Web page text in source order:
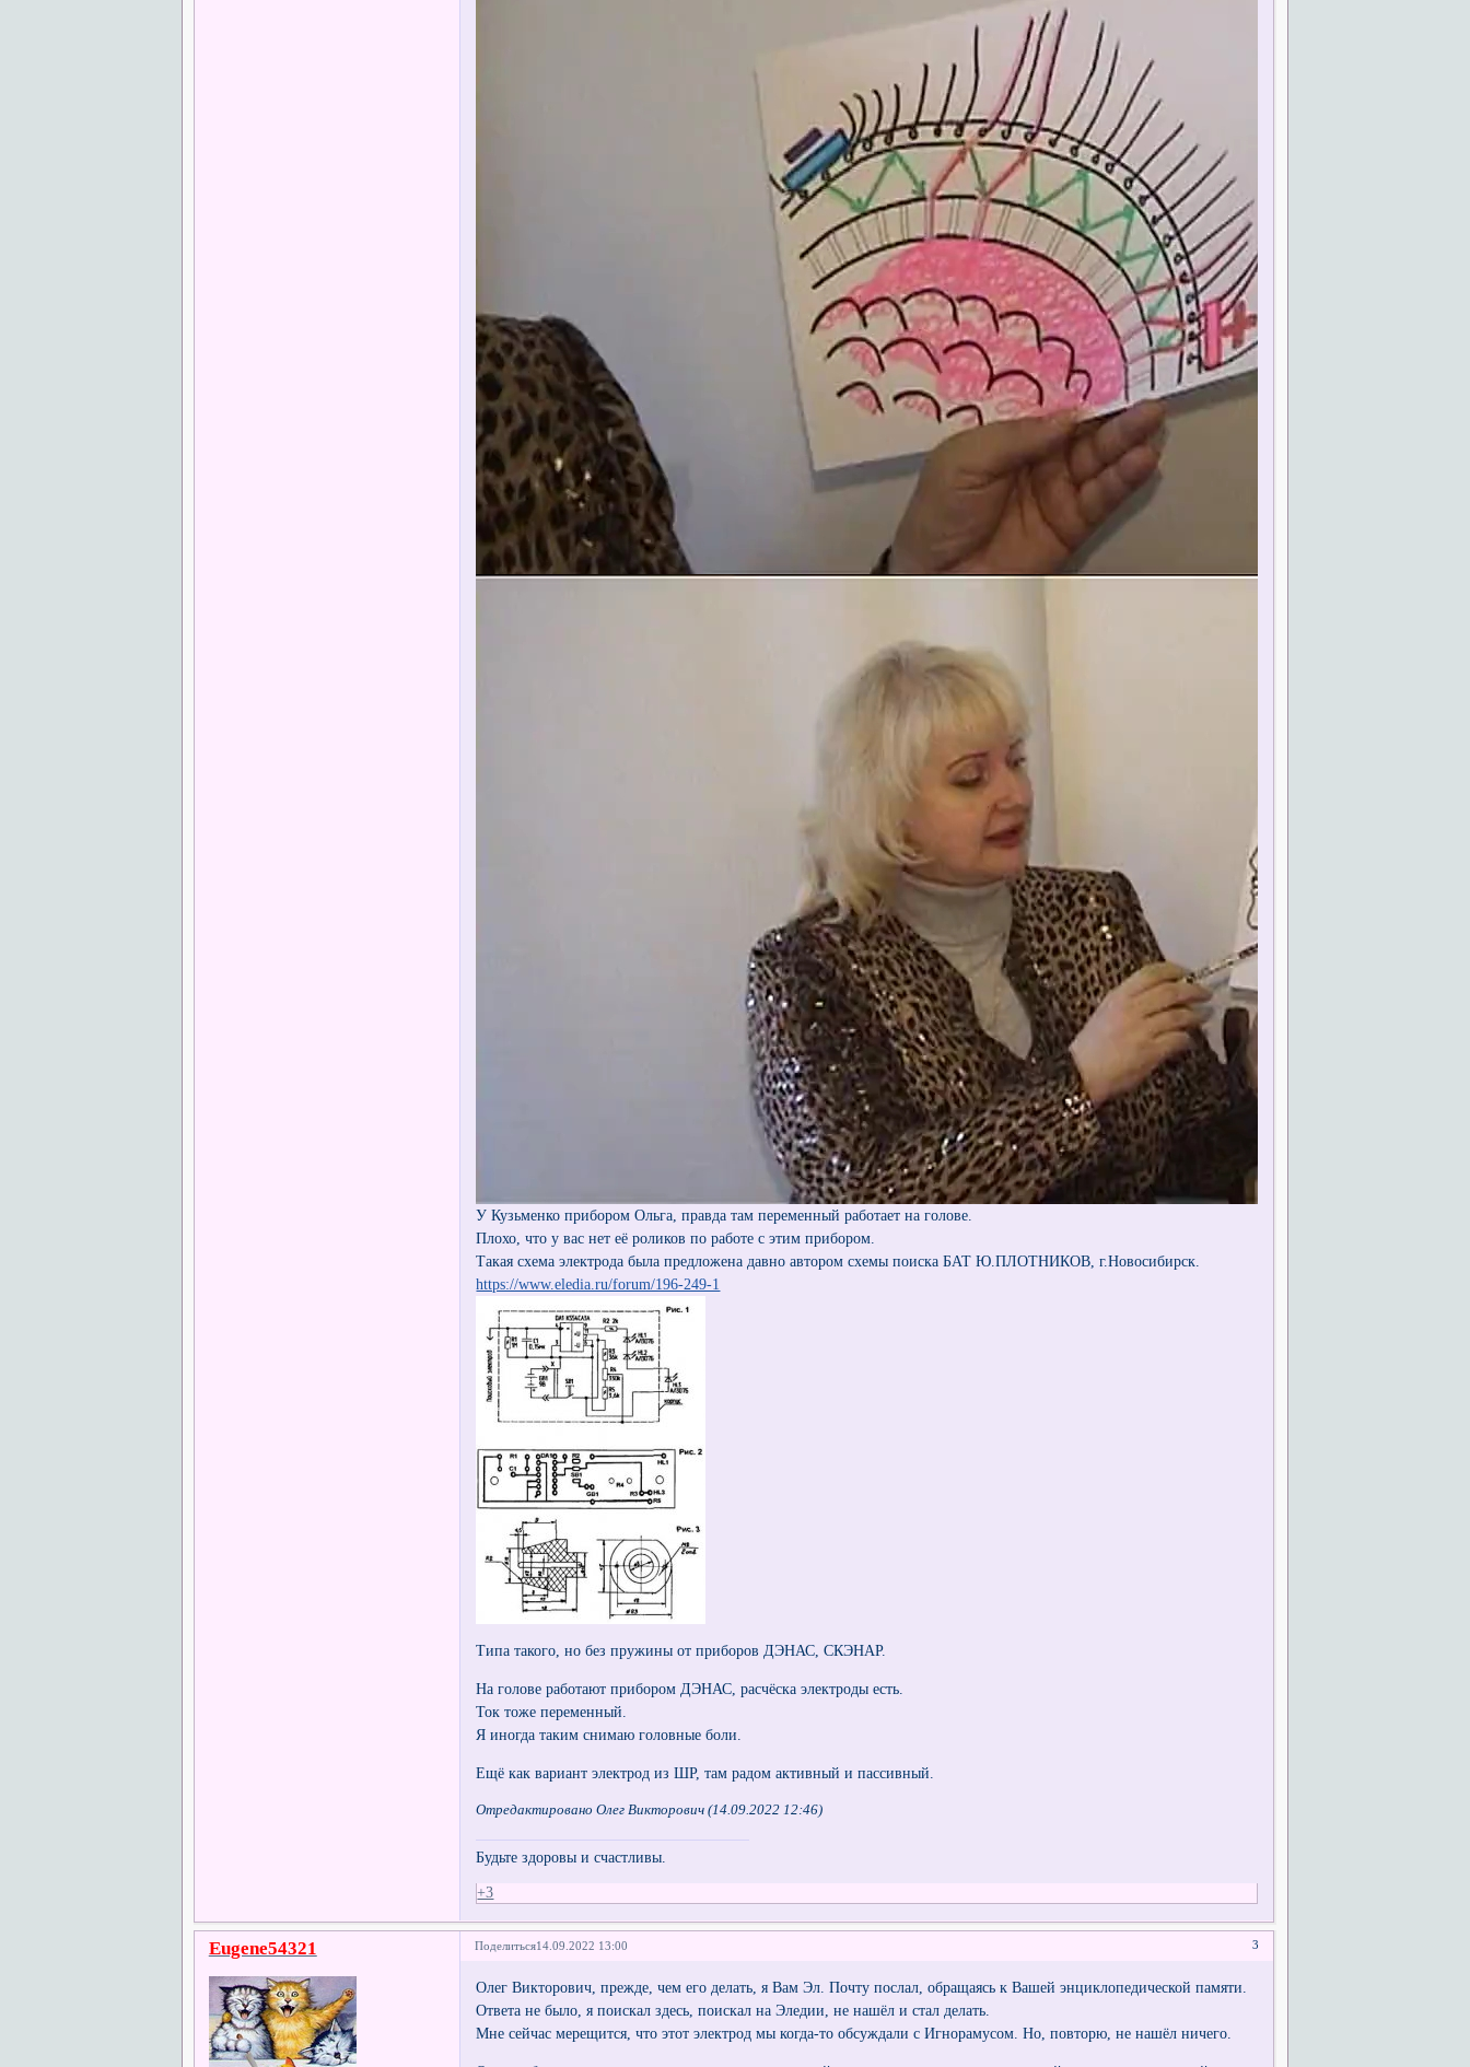
У Кузьменко прибором Ольга, правда там переменный работает на голове.
Плохо, что у вас нет её роликов по работе с этим прибором.
Такая схема электрода была предложена давно автором схемы поиска БАТ Ю.ПЛОТНИКОВ, г.Новосибирск.
https://www.eledia.ru/forum/196-249-1
Типа такого, но без пружины от приборов ДЭНАС, СКЭНАР.
На голове работают прибором ДЭНАС, расчёска электроды есть.
Ток тоже переменный.
Я иногда таким снимаю головные боли.
Ещё как вариант электрод из ШР, там радом активный и пассивный.
Отредактировано Олег Викторович (14.09.2022 12:46)
Будьте здоровы и счастливы.
+3
Поделиться 3
14.09.2022 13:00
Eugene54321
Олег Викторович, прежде, чем его делать, я Вам Эл. Почту послал, обращаясь к Вашей энциклопедической памяти.
Ответа не было, я поискал здесь, поискал на Эледии, не нашёл и стал делать.
Мне сейчас мерещится, что этот электрод мы когда-то обсуждали с Игнорамусом. Но, повторю, не нашёл ничего.